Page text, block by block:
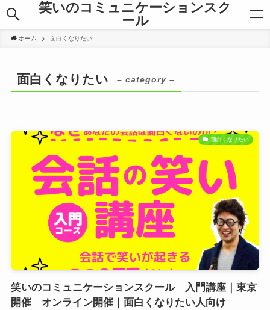
笑いのコミュニケーションスク
ール
ホーム 面白くなりたい
面白くなりたい – category –
面白くなりたい
笑いのコミュニケーションスクール 入門講座｜東京
開催 オンライン開催｜面白くなりたい人向け